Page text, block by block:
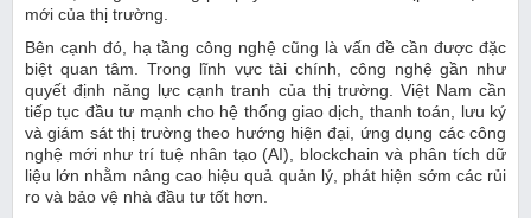
mới của thị trường.
Bên cạnh đó, hạ tầng công nghệ cũng là vấn đề cần được đặc
biệt quan tâm. Trong lĩnh vực tài chính, công nghệ gần như
quyết định năng lực cạnh tranh của thị trường. Việt Nam cần
tiếp tục đầu tư mạnh cho hệ thống giao dịch, thanh toán, lưu ký
và giám sát thị trường theo hướng hiện đại, ứng dụng các công
nghệ mới như trí tuệ nhân tạo (AI), blockchain và phân tích dữ
liệu lớn nhằm nâng cao hiệu quả quản lý, phát hiện sớm các rủi
ro và bảo vệ nhà đầu tư tốt hơn.